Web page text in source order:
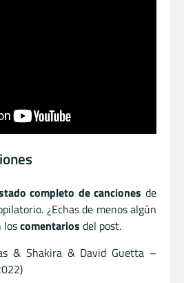
completo de canciones de
¿Echas de menos algún
loscomentarios del post.
& Shakira & David Guetta –